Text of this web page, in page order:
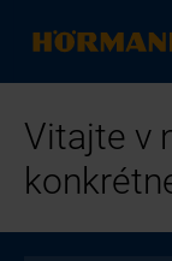
Vitajte v